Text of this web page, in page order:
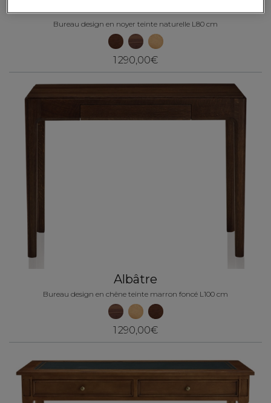
Albâtre
Bureau design en noyer teinte naturelle L80 cm
1 290,00€
Albâtre
Bureau design en chêne teinte marron foncé L100 cm
1 290,00€